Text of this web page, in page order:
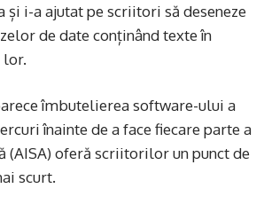
i-a ajutat pe scriitori să deseneze
de date conținând texte în
lor.
îmbutelierea software-ului a
înainte de a face fiecare parte a
(AISA) oferă scriitorilor un punct de
scurt.